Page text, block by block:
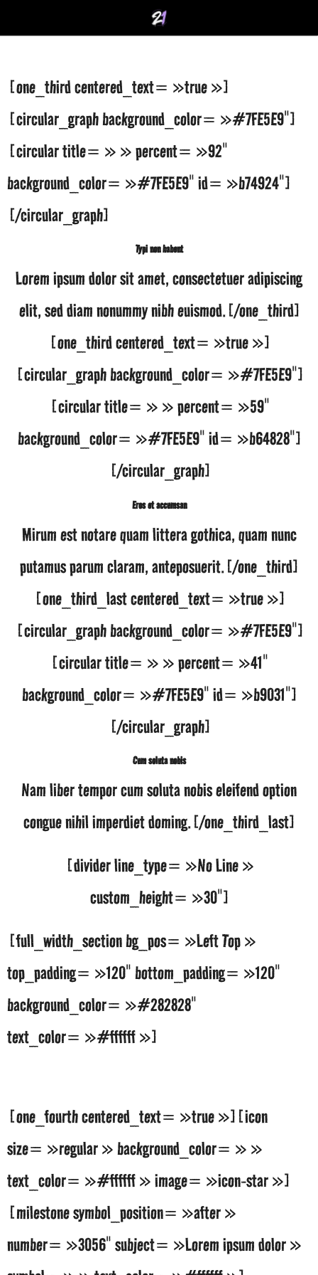
[one_third centered_text= »true »]
[circular_graph background_color= »#7FE5E9″]
[circular title= » » percent= »92″
background_color= »#7FE5E9″ id= »b74924″]
[/circular_graph]
Typi non habent
Lorem ipsum dolor sit amet, consectetuer adipiscing
elit, sed diam nonummy nibh euismod.[/one_third]
[one_third centered_text= »true »]
[circular_graph background_color= »#7FE5E9″]
[circular title= » » percent= »59″
background_color= »#7FE5E9″ id= »b64828″]
[/circular_graph]
Eros et accumsan
Mirum est notare quam littera gothica, quam nunc
putamus parum claram, anteposuerit.[/one_third]
[one_third_last centered_text= »true »]
[circular_graph background_color= »#7FE5E9″]
[circular title= » » percent= »41″
background_color= »#7FE5E9″ id= »b9031″]
[/circular_graph]
Cum soluta nobis
Nam liber tempor cum soluta nobis eleifend option
congue nihil imperdiet doming.[/one_third_last]
[divider line_type= »No Line »
custom_height= »30″]
[full_width_section bg_pos= »Left Top »
top_padding= »120″ bottom_padding= »120″
background_color= »#282828″
text_color= »#ffffff »]
[one_fourth centered_text= »true »][icon
size= »regular » background_color= » »
text_color= »#ffffff » image= »icon-star »]
[milestone symbol_position= »after »
number= »3056″ subject= »Lorem ipsum dolor »